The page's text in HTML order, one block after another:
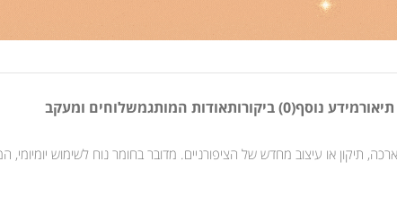
תיאורמידע נוסף(0) ביקורות אודות המותגמשלוחים ומעקב
תיקון או עיצוב מחדש של הציפורניים. מדובר בחומר נוח לשימוש יומיומי,